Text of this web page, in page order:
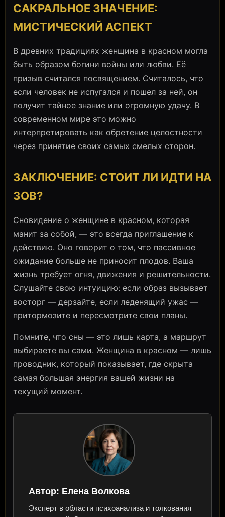
САКРАЛЬНОЕ ЗНАЧЕНИЕ:
МИСТИЧЕСКИЙ АСПЕКТ
В древних традициях женщина в красном могла
быть образом богини войны или любви. Её
призыв считался посвящением. Считалось, что
если человек не испугался и пошел за ней, он
получит тайное знание или огромную удачу. В
современном мире это можно
интерпретировать как обретение целостности
через принятие своих самых смелых сторон.
ЗАКЛЮЧЕНИЕ: СТОИТ ЛИ ИДТИ НА
ЗОВ?
Сновидение о женщине в красном, которая
манит за собой, — это всегда приглашение к
действию. Оно говорит о том, что пассивное
ожидание больше не приносит плодов. Ваша
жизнь требует огня, движения и решительности.
Слушайте свою интуицию: если образ вызывает
восторг — дерзайте, если леденящий ужас —
притормозите и пересмотрите свои планы.
Помните, что сны — это лишь карта, а маршрут
выбираете вы сами. Женщина в красном — лишь
проводник, который показывает, где скрыта
самая большая энергия вашей жизни на
текущий момент.
Автор: Елена Волкова
Эксперт в области психоанализа и толкования